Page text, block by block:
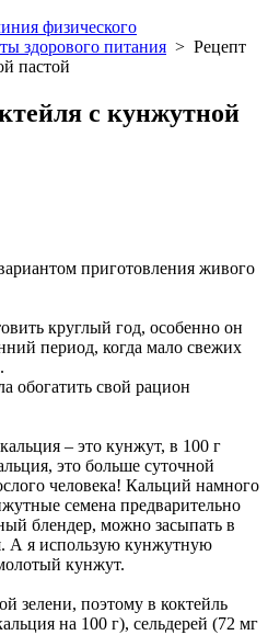
физического
здорового питания > Рецепт
пастой
с кунжутной
приготовления живого
круглый год, особенно он
период, когда мало свежих
обогатить свой рацион
– это кунжут, в 100 г
это больше суточной
человека! Кальций намного
семена предварительно
блендер, можно засыпать в
А я использую кунжутную
кунжут.
зелени, поэтому в коктейль
на 100 г), сельдерей (72 мг